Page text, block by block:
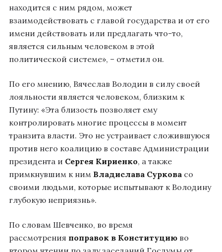
находится с ним рядом, может
взаимодействовать с главой государства и от его
имени действовать или предлагать что-то,
является сильным человеком в этой
политической системе», – отметил он.
По его мнению, Вячеслав Володин в силу своей
лояльности является человеком, близким к
Путину: «Эта близость позволяет ему
контролировать многие процессы в момент
транзита власти. Это не устраивает сложившуюся
против него коалицию в составе Администрации
президента и Сергея Кириенко, а также
примкнувшим к ним Владислава Суркова со
своими людьми, которые испытывают к Володину
глубокую неприязнь».
По словам Шевченко, во время
рассмотрения поправок в Конституцию во